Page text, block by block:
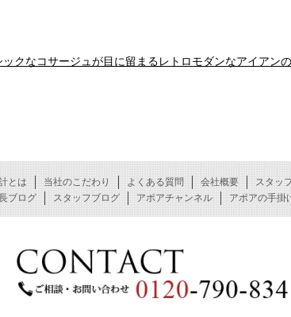
ックなコサージュが目に留まるレトロモダンなアイアン
とは 当社のこだわり よくある質問 会社概要 スタッ
ブログ スタッフブログ アポアチャンネル アポアの手掛